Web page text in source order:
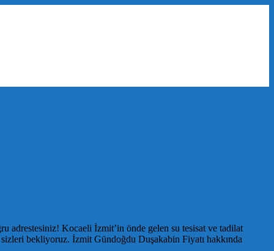
adrestesiniz! Kocaeli İzmit’in önde gelen su tesisat ve tadilat
bekliyoruz. İzmit Gündoğdu Duşakabin Fiyatı hakkında